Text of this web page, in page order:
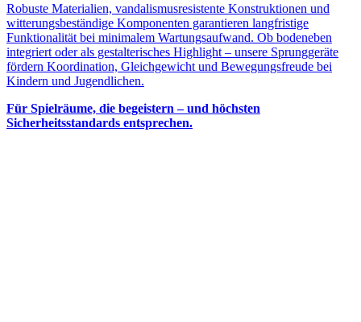
Robuste Materialien, vandalismusresistente Konstruktionen und
witterungsbeständige Komponenten garantieren langfristige
Funktionalität bei minimalem Wartungsaufwand. Ob bodeneben
integriert oder als gestalterisches Highlight – unsere Sprunggeräte
fördern Koordination, Gleichgewicht und Bewegungsfreude bei
Kindern und Jugendlichen.
Für Spielräume, die begeistern – und höchsten
Sicherheitsstandards entsprechen.